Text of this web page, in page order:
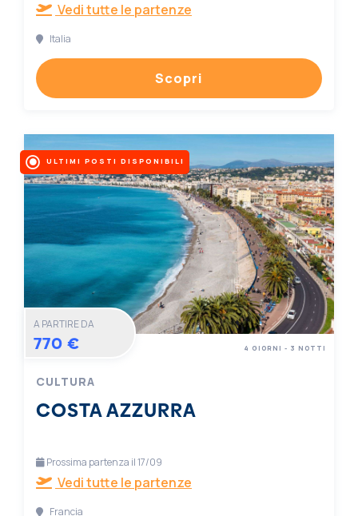
Vedi tutte le partenze
Italia
Scopri
ULTIMI POSTI DISPONIBILI
A PARTIRE DA
770 €
CULTURA
COSTA AZZURRA
4 GIORNI - 3 NOTTI
Prossima partenza il 17/09
Vedi tutte le partenze
Francia